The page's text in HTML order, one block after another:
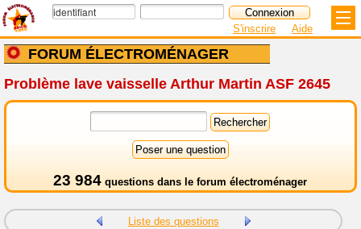
FORUM ÉLECTROMÉNAGER
S'inscrire Aide
Problème lave vaisselle Arthur Martin ASF 2645
23 984 questions dans le forum électroménager
Liste des questions